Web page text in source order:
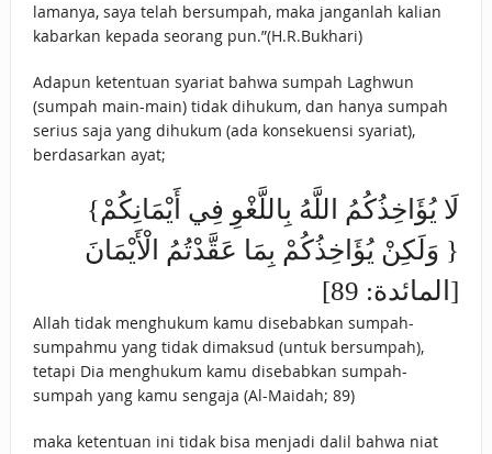
lamanya, saya telah bersumpah, maka janganlah kalian
kabarkan kepada seorang pun.”(H.R.Bukhari)
Adapun ketentuan syariat bahwa sumpah Laghwun
(sumpah main-main) tidak dihukum, dan hanya sumpah
serius saja yang dihukum (ada konsekuensi syariat),
berdasarkan ayat;
{لَا يُؤَاخِذُكُمُ اللَّهُ بِاللَّغْوِ فِي أَيْمَانِكُمْ
وَلَكِنْ يُؤَاخِذُكُمْ بِمَا عَقَّدْتُمُ الْأَيْمَانَ }
[المائدة: 89]
Allah tidak menghukum kamu disebabkan sumpah-
sumpahmu yang tidak dimaksud (untuk bersumpah),
tetapi Dia menghukum kamu disebabkan sumpah-
sumpah yang kamu sengaja (Al-Maidah; 89)
maka ketentuan ini tidak bisa menjadi dalil bahwa niat